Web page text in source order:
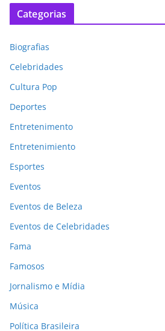
Categorias
Biografias
Celebridades
Cultura Pop
Deportes
Entretenimento
Entretenimiento
Esportes
Eventos
Eventos de Beleza
Eventos de Celebridades
Fama
Famosos
Jornalismo e Mídia
Música
Política Brasileira